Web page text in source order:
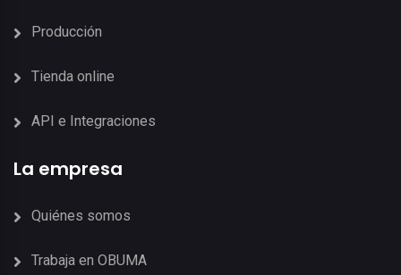
Producción
Tienda online
API e Integraciones
La empresa
Quiénes somos
Trabaja en OBUMA